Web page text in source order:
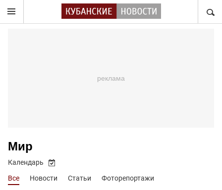
Мир
Все Новости Статьи Фоторепортажи
Календарь